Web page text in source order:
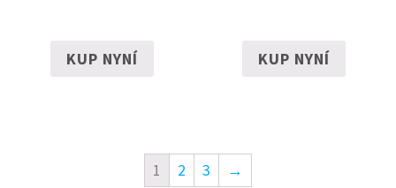
KUP NYNÍ KUP NYNÍ
1 2 3 →